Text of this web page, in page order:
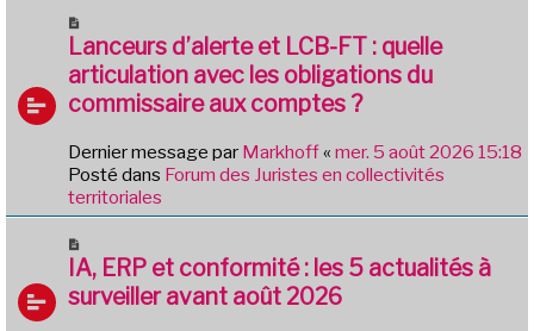
m
e
s
s
g
e
o
u
v
e
u
m
e
s
a
g
Lanceurs d’alerte et LCB-FT : quelle
articulation avec les obligations du
commissaire aux comptes ?
Dernier message par Markhoff« mer. 5 août 2026 15:18
Posté dans Forum des Juristes en collectivités
territoriales
o
u
v
IA, ERP et conformité : les 5 actualités à
surveiller avant août 2026